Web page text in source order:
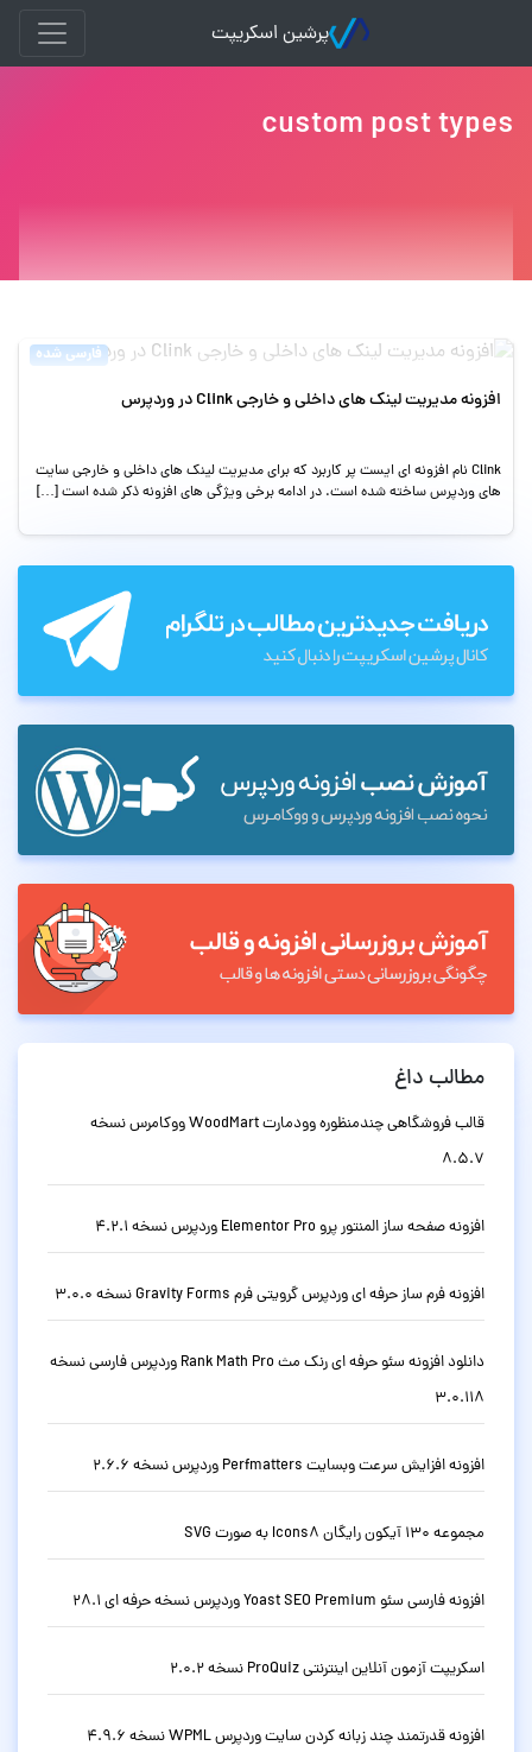
پرشین اسکریپت
custom post types
فارسی شده
افزونه مدیریت لینک های داخلی و خارجی Clink در وردپرس
Clink نام افزونه ای ایست پر کاربرد که برای مدیریت لینک های داخلی و خارجی سایت
های وردپرس ساخته شده است. در ادامه برخی ویژگی های افزونه ذکر شده است […]
مطالب داغ
قالب فروشگاهی چندمنظوره وودمارت WoodMart ووکامرس نسخه
8.5.7
افزونه صفحه ساز المنتور پرو Elementor Pro وردپرس نسخه 4.2.1
افزونه فرم ساز حرفه ای وردپرس گرویتی فرم Gravity Forms نسخه 3.0.0
دانلود افزونه سئو حرفه ای رنک مث Rank Math Pro وردپرس فارسی نسخه
3.0.118
افزونه افزایش سرعت وبسایت Perfmatters وردپرس نسخه 2.6.6
مجموعه 130 آیکون رایگان Icons8 به صورت SVG
افزونه فارسی سئو Yoast SEO Premium وردپرس نسخه حرفه ای 28.1
اسکریپت آزمون آنلاین اینترنتی ProQuiz نسخه 2.0.2
افزونه قدرتمند چند زبانه کردن سایت وردپرس WPML نسخه 4.9.6